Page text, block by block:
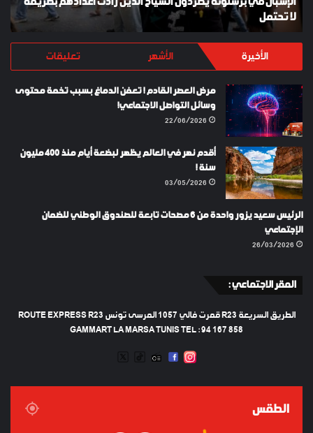
بطريقة
تحتمل
لا تحتمل
الأخيرة الأشهر تعليقات
مرض العصر القادم ! تعفن الدماغ بسبب تخمة محتوى
وسائل التواصل الاجتماعي!
22/06/2026
أقدم نهر في العالم يظهر لبضعة أيام منذ 400 مليون
سنة !
03/05/2026
الرئيس سعيد يزور واحدة من 6 مصحات تابعة للصندوق الوطني للضمان
الإجتماعي
26/03/2026
المقر الاجتماعي :
الطريق السريعة R23 قمرت فالي 1057 المرسى تونس ROUTE EXPRESS R23
GAMMART LA MARSA TUNIS TEL : 94 167 858
INSTAGRAM
FACEBOOK
RADIO
TIKTOK
الطقس